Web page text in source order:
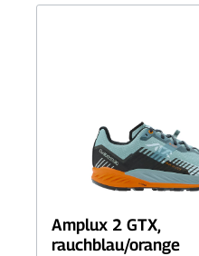
Amplux 2 GTX,
rauchblau/orange